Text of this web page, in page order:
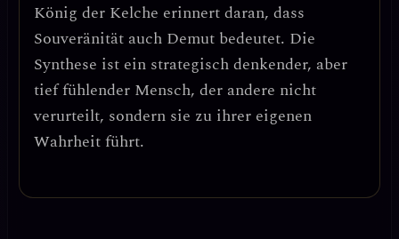
König der Kelche erinnert daran, dass
Souveränität auch Demut bedeutet. Die
Synthese ist ein strategisch denkender, aber
tief fühlender Mensch, der andere nicht
verurteilt, sondern sie zu ihrer eigenen
Wahrheit führt.